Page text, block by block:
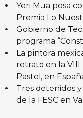
Yeri Mua posa
Premio Lo
Gobierno de
programa
La pintora
retrato en la VIII
Pastel, en
Tres detenidos
de la FESC en